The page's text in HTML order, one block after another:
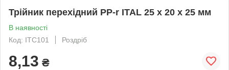
Трійник перехідний PP-r ITAL 25 x 20 x 25 мм
В наявності
Код: ITC101
Роздріб
8,13 ₴